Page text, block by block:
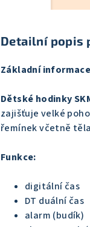
Detailní popis
Základní
Dětské hodinky
zajišťuje velké
řemínek včetně
Funkce:
digitální čas
DT duální čas
alarm (budík)